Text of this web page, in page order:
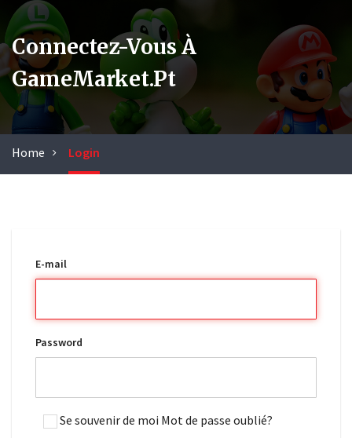
Connectez-Vous À
GameMarket.pt
Home Login
E-mail
Password
Se souvenir de moi Mot de passe oublié?